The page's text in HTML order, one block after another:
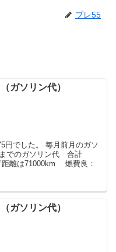
ブレ55
ガソリン代）
円でした。 毎月前月のガソ
でのガソリン代 合計
距離は71000km 燃費良：
ガソリン代）